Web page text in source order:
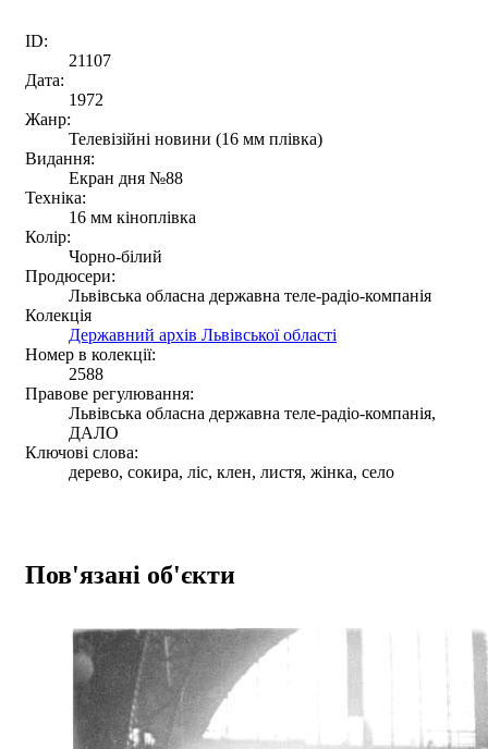
ID:
21107
Дата:
1972
Жанр:
Телевізійні новини (16 мм плівка)
Видання:
Екран дня №88
Техніка:
16 мм кіноплівка
Колір:
Чорно-білий
Продюсери:
Львівська обласна державна теле-радіо-компанія
Колекція
Державний архів Львівської області
Номер в колекції:
2588
Правове регулювання:
Львівська обласна державна теле-радіо-компанія,
ДАЛО
Ключові слова:
дерево, сокира, ліс, клен, листя, жінка, село
Пов'язані об'єкти